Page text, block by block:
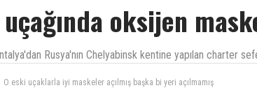
oksijen
Rusya'nın Chelyabinsk kentine yapılan charter
Türk sivil havacılığının en kötü şirketlerinden biri..